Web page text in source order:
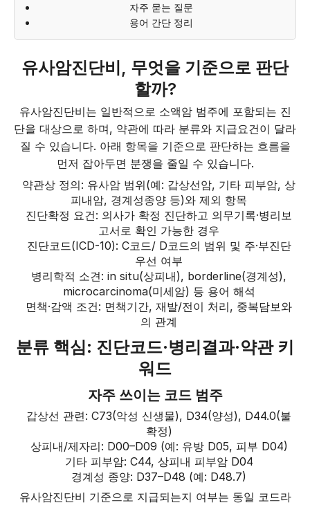
자주 묻는 질문
용어 간단 정리
유사암진단비, 무엇을 기준으로 판단
할까?
유사암진단비는 일반적으로 소액암 범주에 포함되는 진
단을 대상으로 하며, 약관에 따라 분류와 지급요건이 달라
질 수 있습니다. 아래 항목을 기준으로 판단하는 흐름을
먼저 잡아두면 분쟁을 줄일 수 있습니다.
약관상 정의: 유사암 범위(예: 갑상선암, 기타 피부암, 상
피내암, 경계성종양 등)와 제외 항목
진단확정 요건: 의사가 확정 진단하고 의무기록·병리보
고서로 확인 가능한 경우
진단코드(ICD-10): C코드/ D코드의 범위 및 주·부진단
우선 여부
병리학적 소견: in situ(상피내), borderline(경계성),
microcarcinoma(미세암) 등 용어 해석
면책·감액 조건: 면책기간, 재발/전이 처리, 중복담보와
의 관계
분류 핵심: 진단코드·병리결과·약관 키
워드
자주 쓰이는 코드 범주
갑상선 관련: C73(악성 신생물), D34(양성), D44.0(불
확정)
상피내/제자리: D00–D09 (예: 유방 D05, 피부 D04)
기타 피부암: C44, 상피내 피부암 D04
경계성 종양: D37–D48 (예: D48.7)
유사암진단비 기준으로 지급되는지 여부는 동일 코드라